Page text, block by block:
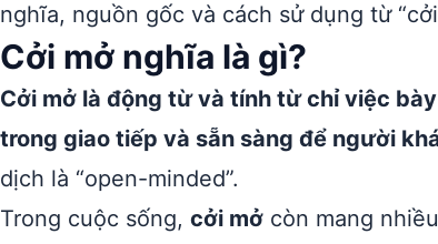
nghĩa, nguồn gốc và cách sử dụng từ
Cởi mở nghĩa là gì?
Cởi mở là động từ và tính từ chỉ việc
trong giao tiếp và sẵn sàng để người
dịch là “open-minded”.
Trong cuộc sống, cởi mở còn mang